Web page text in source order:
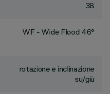
38
WF - Wide Flood 46°
rotazione e inclinazione
su/giù